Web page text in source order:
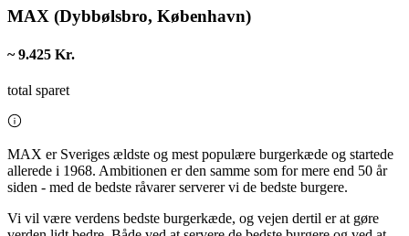
MAX (Dybbølsbro, København)
~ 9.425 Kr.
total sparet
MAX er Sveriges ældste og mest populære burgerkæde og startede
allerede i 1968. Ambitionen er den samme som for mere end 50 år
siden - med de bedste råvarer serverer vi de bedste burgere.
Vi vil være verdens bedste burgerkæde, og vejen dertil er at gøre